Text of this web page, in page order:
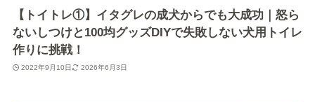
【トイトレ①】イタグレの成犬からでも大成功｜怒ら
ないしつけと100均グッズDIYで失敗しない犬用トイレ
作りに挑戦！
2022年9月10日 2026年6月3日